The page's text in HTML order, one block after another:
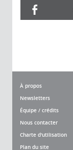
À propos
Newsletters
Équipe / crédits
Nous contacter
Charte d'utilisation
Plan du site